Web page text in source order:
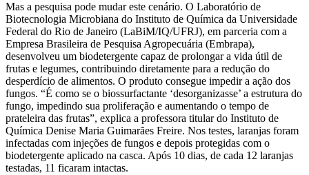
Mas a pesquisa pode mudar este cenário. O Laboratório de
Biotecnologia Microbiana do Instituto de Química da Universidade
Federal do Rio de Janeiro (LaBiM/IQ/UFRJ), em parceria com a
Empresa Brasileira de Pesquisa Agropecuária (Embrapa),
desenvolveu um biodetergente capaz de prolongar a vida útil de
frutas e legumes, contribuindo diretamente para a redução do
desperdício de alimentos. O produto consegue impedir a ação dos
fungos. “É como se o biossurfactante ‘desorganizasse’ a estrutura do
fungo, impedindo sua proliferação e aumentando o tempo de
prateleira das frutas”, explica a professora titular do Instituto de
Química Denise Maria Guimarães Freire. Nos testes, laranjas foram
infectadas com injeções de fungos e depois protegidas com o
biodetergente aplicado na casca. Após 10 dias, de cada 12 laranjas
testadas, 11 ficaram intactas.